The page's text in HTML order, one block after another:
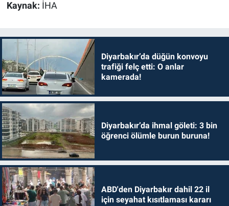
Kaynak: İHA
Diyarbakır’da düğün konvoyu
trafiği felç etti: O anlar
kamerada!
Diyarbakır’da ihmal göleti: 3 bin
öğrenci ölümle burun buruna!
ABD'den Diyarbakır dahil 22 il
için seyahat kısıtlaması kararı